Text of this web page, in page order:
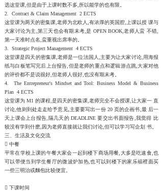
选这堂课,但是由于上课时数不多,所以能学的也有限。
2. Contract & Claim Management 2 ECTS
这堂课为两天的密集课,老师为北欧人,有浓厚的英国腔,上课以授 课与
大家讨论为主,第三天也会有期末考,是 OPEN BOOK,老师人蛮 不错,
第一天准时点名,蛮重视出席率的。
3. Strategic Project Management 4 ECTS
这堂课是四天的密集课,老师是一位法国人,主要为让大家讨论,用海报
纸与白板笔写完后上台报告,但是老师的重点和逻辑游点跳,大家对他
的评价都不是说很好,但老师人很好,也没有期末考。
4. The Entrepreneur's Mindset and Tool: Business Model & Business
Plan 4 ECTS
这堂课为 M1 的课程,是四天的密集课,老师完全不会授课,让大家一 直
讨论,他则到处走走给予意见,主要要写出一份 20 页的企画书,最 后一
天上课会上台报告,隔几天的 DEADLINE 要交出书面报告,我觉得 比
较没有学到什麽,因为老师直接就让我们讨论,但可以学习写企划 书。
三、生活及文化交流
 中餐
平常在学校上课的午餐大家会一起到楼下商场用餐,大多是吃速食,也
可以带便当到学生餐厅的微波炉加热,也可以到楼下的家乐福裡面买
一些三明治或麵包比较便宜。
 下课时间